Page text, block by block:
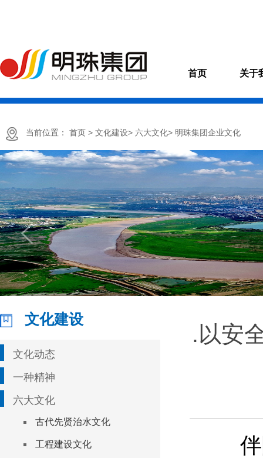
首页 关于
当前位置： 首页 > 文化建设> 六大文化> 明珠集团企业文化
文化建设
文化动态
一种精神
六大文化
古代先贤治水文化
工程建设文化
.以安
伴